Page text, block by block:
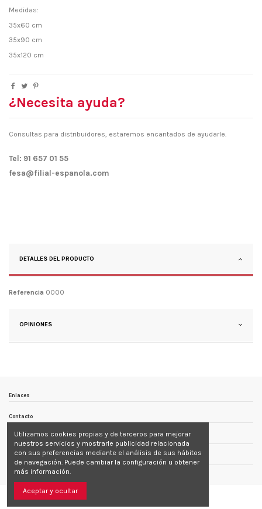
Medidas:
35x60 cm
35x90 cm
35x120 cm
¿Necesita ayuda?
Consultas para distribuidores, estaremos encantados de ayudarle.
Tel: 91 657 01 55
fesa@filial-espanola.com
DETALLES DEL PRODUCTO
Referencia 0000
OPINIONES
Enlaces
Contacto
Follow us
Newsletter
Utilizamos cookies propias y de terceros para mejorar
nuestros servicios y mostrarle publicidad relacionada
con sus preferencias mediante el análisis de sus hábitos
de navegación. Puede cambiar la configuración u obtener
más información.
Aceptar y ocultar